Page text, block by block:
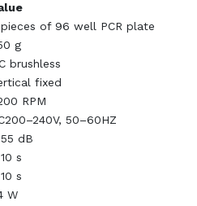
of 96 well PCR plate
g
brushless
fixed
RPM
50–60HZ
dB
s
s
W